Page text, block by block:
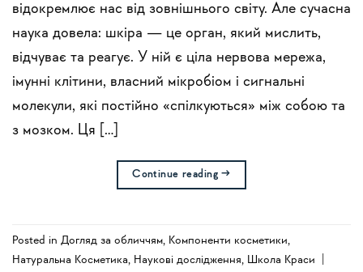
відокремлює нас від зовнішнього світу. Але сучасна
наука довела: шкіра — це орган, який мислить,
відчуває та реагує. У ній є ціла нервова мережа,
імунні клітини, власний мікробіом і сигнальні
молекули, які постійно «спілкуються» між собою та
з мозком. Ця […]
Continue reading→
Posted in Догляд за обличчям, Компоненти косметики,
Натуральна Косметика, Наукові дослідження, Школа Краси